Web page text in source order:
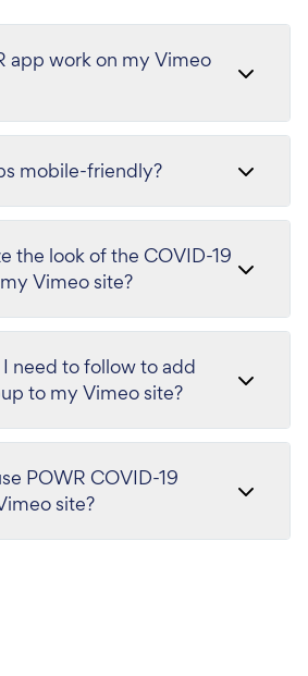
app work on my Vimeo
mobile-friendly?
the look of the COVID-19
Vimeo site?
need to follow to add
to my Vimeo site?
POWR COVID-19
site?